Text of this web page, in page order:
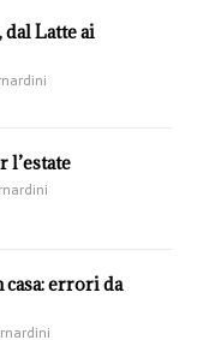
dal Latte ai
l’estate
errori da